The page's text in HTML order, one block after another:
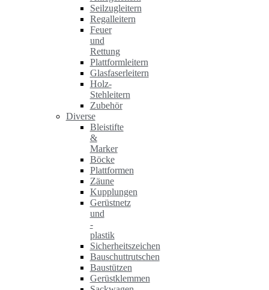
Seilzugleitern
Regalleitern
Feuer
und
Rettung
Plattformleitern
Glasfaserleitern
Holz-
Stehleitern
Zubehör
Diverse
Bleistifte
&
Marker
Böcke
Plattformen
Zäune
Kupplungen
Gerüstnetz
und
-
plastik
Sicherheitszeichen
Bauschuttrutschen
Baustützen
Gerüstklemmen